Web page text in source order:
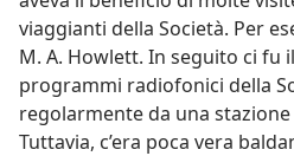
viaggianti della Società. Per
M. A. Howlett. In seguito ci fu
programmi radiofonici della
regolarmente da una stazione
Tuttavia, c’era poca vera